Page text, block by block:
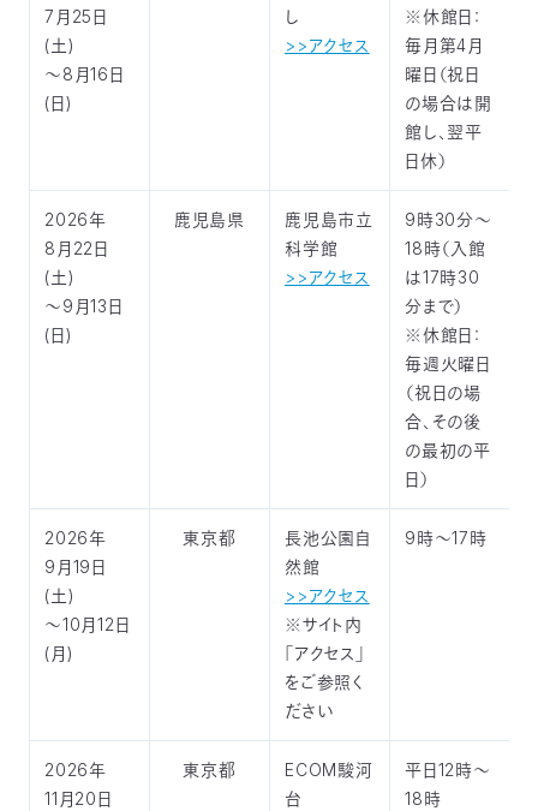
7月25日
(土)
～8月16日
(日)
し
>>アクセス
※休館日：
毎月第4月
曜日（祝日
の場合は開
館し、翌平
日休）
2026年
8月22日
(土)
～9月13日
(日)
鹿児島県
鹿児島市立
科学館
>>アクセス
9時30分～
18時（入館
は17時30
分まで）
※休館日：
毎週火曜日
（祝日の場
合、その後
の最初の平
日）
2026年
9月19日
(土)
～10月12日
(月)
東京都
長池公園自
然館
>>アクセス
※サイト内
「アクセス」
をご参照く
ださい
9時～17時
2026年
11月20日
東京都
ECOM駿河
台
平日12時～
18時